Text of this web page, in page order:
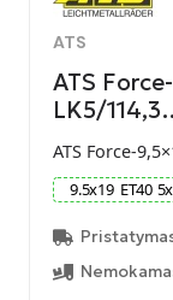
ATS
ATS
LK5/
ATS Force-
9.5x19 ET40 5x